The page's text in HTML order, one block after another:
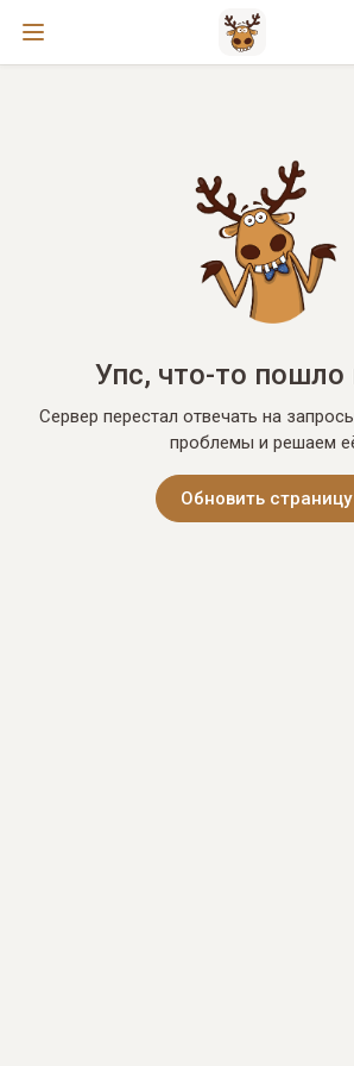
Упс, что-то пошло
Сервер перестал отвечать на
проблемы и решаем
Обновить страницу